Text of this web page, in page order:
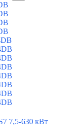
7,5-630 кВт